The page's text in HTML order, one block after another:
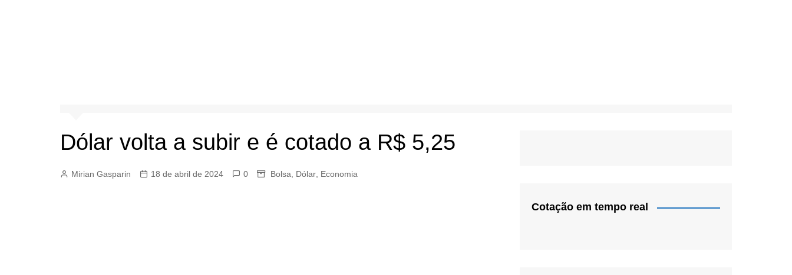
Dólar volta a subir e é cotado a R$ 5,25
Mirian Gasparin 18 de abril de 2024 0 Bolsa Dólar Economia
Cotação em tempo real